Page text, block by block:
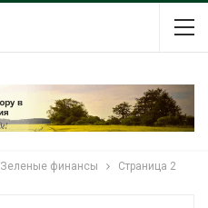
Зеленые финансы Страница 2